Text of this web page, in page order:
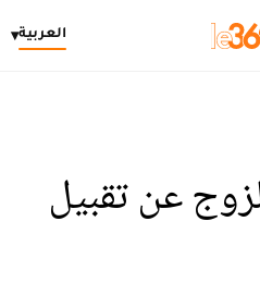
العربية▾
عن تقبيل